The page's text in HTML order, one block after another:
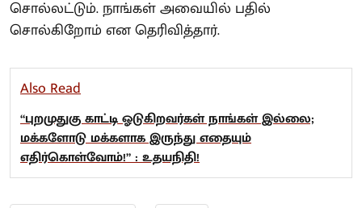
சொல்லட்டும். நாங்கள் அவையில் பதில்
சொல்கிறோம் என தெரிவித்தார்.
Also Read
“புறமுதுகு காட்டி ஓடுகிறவர்கள் நாங்கள் இல்லை;
மக்களோடு மக்களாக இருந்து எதையும்
எதிர்கொள்வோம்!” : உதயநிதி!